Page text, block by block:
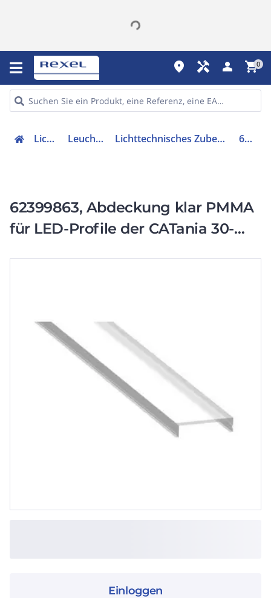
place handyman person shopping_cart0
Lichttechnik Leuchtenzubehör Lichttechnisches Zubehör/Ersatzteile für Leuchten 62399863
62399863, Abdeckung klar PMMA
für LED-Profile der CATania 30-
Einloggen